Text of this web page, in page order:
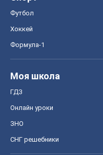
Футбол
Хоккей
Формула-1
Моя школа
ГДЗ
Онлайн уроки
ЗНО
СНГ решебники